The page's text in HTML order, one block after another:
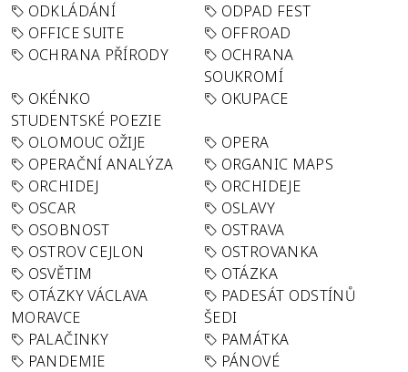
ODKLÁDÁNÍ
ODPAD FEST
OFFICE SUITE
OFFROAD
OCHRANA PŘÍRODY
OCHRANA
SOUKROMÍ
OKÉNKO
STUDENTSKÉ POEZIE
OKUPACE
OLOMOUC OŽIJE
OPERA
OPERAČNÍ ANALÝZA
ORGANIC MAPS
ORCHIDEJ
ORCHIDEJE
OSCAR
OSLAVY
OSOBNOST
OSTRAVA
OSTROV CEJLON
OSTROVANKA
OSVĚTIM
OTÁZKA
OTÁZKY VÁCLAVA
MORAVCE
PADESÁT ODSTÍNŮ
ŠEDI
PALAČINKY
PAMÁTKA
PANDEMIE
PÁNOVÉ